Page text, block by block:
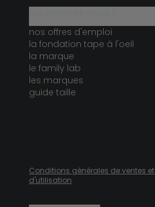
nos offres d'emploi
la fondation tape à l'oeil
la marque
le family lab
les marques
guide taille
Conditions générales de ventes et
d'utilisation